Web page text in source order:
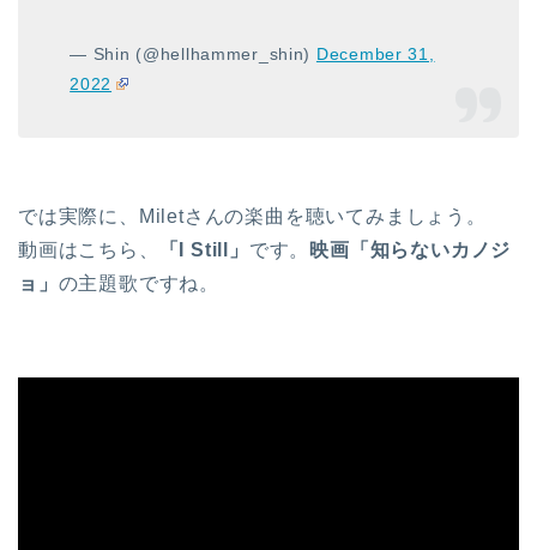
— Shin (@hellhammer_shin) December 31,
2022
では実際に、Miletさんの楽曲を聴いてみましょう。
動画はこちら、
「I Still」 です。
映画「知らないカノジ
ョ」 の主題歌ですね。